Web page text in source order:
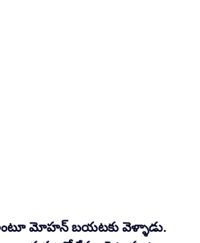
మోహన్ బయటకు వెళ్ళాడు.